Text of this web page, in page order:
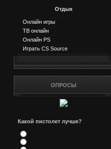
Отдых
Онлайн игры
ТВ онлайн
Онлайн PS
Играть CS Source
ОПРОСЫ
Какой пистолет лучше?